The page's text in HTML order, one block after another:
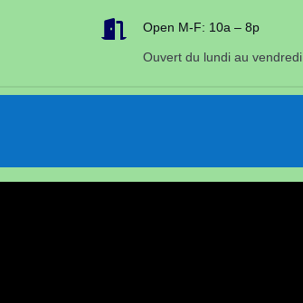
 Open M-F: 10a – 8p
Ouvert du lundi au vendredi